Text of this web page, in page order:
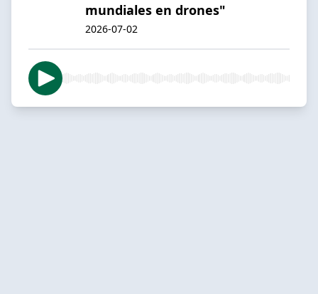
mundiales en drones"
2026-07-02